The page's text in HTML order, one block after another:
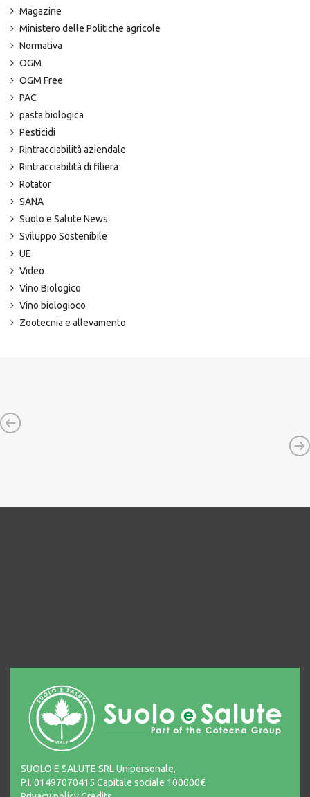
Magazine
Ministero delle Politiche agricole
Normativa
OGM
OGM Free
PAC
pasta biologica
Pesticidi
Rintracciabilità aziendale
Rintracciabilità di filiera
Rotator
SANA
Suolo e Salute News
Sviluppo Sostenibile
UE
Video
Vino Biologico
Vino biologioco
Zootecnia e allevamento
SUOLO E SALUTE SRL Unipersonale,
P.I. 01497070415 Capitale sociale 100000€